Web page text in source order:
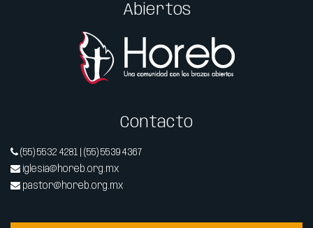
Abiertos
Contacto
(55) 5532 4281 | (55) 5539 4367
iglesia@horeb.org.mx
pastor@horeb.org.mx